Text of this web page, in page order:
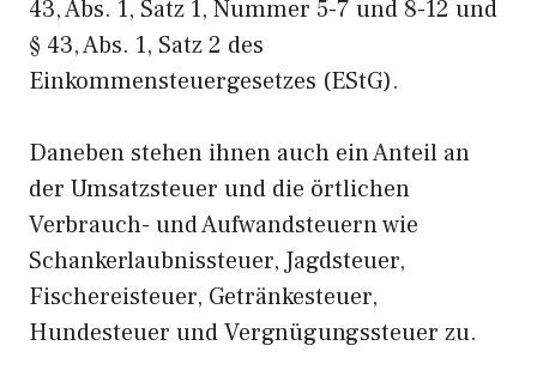
43, Abs. 1, Satz 1, Nummer 5-7 und 8-12 und
§ 43, Abs. 1, Satz 2 des
Einkommensteuergesetzes (EStG).
Daneben stehen ihnen auch ein Anteil an
der Umsatzsteuer und die örtlichen
Verbrauch- und Aufwandsteuern wie
Schankerlaubnissteuer, Jagdsteuer,
Fischereisteuer, Getränkesteuer,
Hundesteuer und Vergnügungssteuer zu.